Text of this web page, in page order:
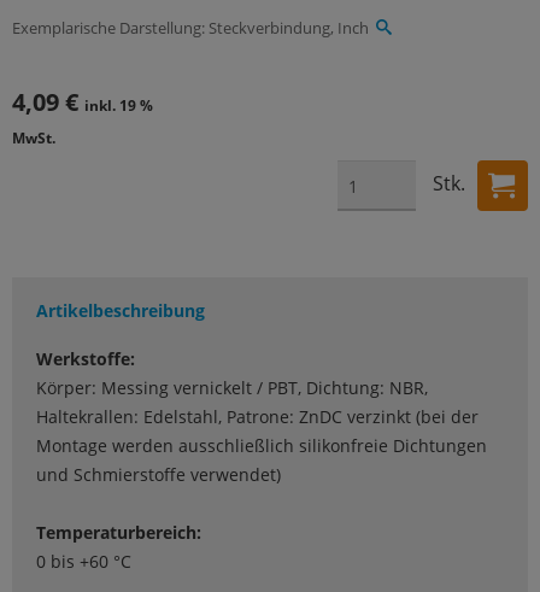
Exemplarische Darstellung: Steckverbindung, Inch
4,09 € inkl. 19 %
MwSt.
Stk.
Artikelbeschreibung
Werkstoffe:
Körper: Messing vernickelt / PBT, Dichtung: NBR,
Haltekrallen: Edelstahl, Patrone: ZnDC verzinkt (bei der
Montage werden ausschließlich silikonfreie Dichtungen
und Schmierstoffe verwendet)
Temperaturbereich:
0 bis +60 °C